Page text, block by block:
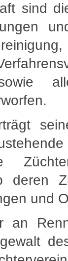
sind
deren
und
an